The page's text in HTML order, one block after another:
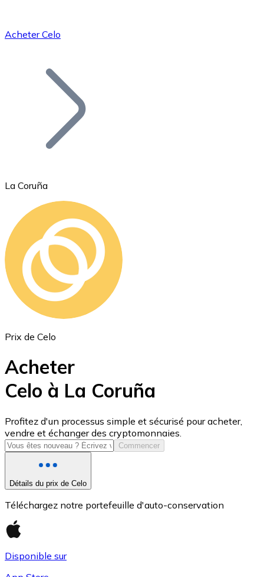
Bitcoin
Ethereum
ETH
USD Coin
USDC
Acheter Celo
La Coruña
Prix de Celo
Acheter
Celo à La Coruña
Profitez d'un processus simple et sécurisé pour acheter,
vendre et échanger des cryptomonnaies.
Commencer
Détails du prix de Celo
Téléchargez notre portefeuille d'auto-conservation
Disponible sur